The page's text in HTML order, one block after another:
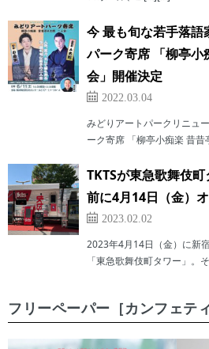
今 最も旬な若手落
パーク寄席 「柳亭小
会」開催決定
2022.03.04
みどりアートパークリニュ
ーク寄席 「柳亭小痴楽 昔
TKTSが東急歌舞伎
前に4月14日（金）
2023.02.02
2023年4月14日（金）に新
「東急歌舞伎町タワー」
フリーペーパー［カンフェティ